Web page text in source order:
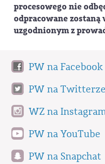
procesowego nie
odpracowane
uzgodnionym z
PW na Facebook
PW na Twitterze
WZ na
PW na YouTube
PW na Snapchat